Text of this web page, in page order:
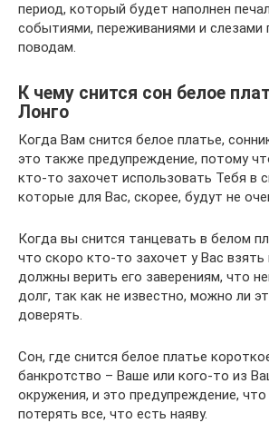
период, который будет наполнен
событиями, переживаниями и слезами
поводам.
К чему снится сон белое
Лонго
Когда Вам снится белое платье,
это также предупреждение, потому
кто-то захочет использовать Тебя в
которые для Вас, скорее, будут не
Когда вы снится танцевать в белом
что скоро кто-то захочет у Вас
должны верить его заверениям, что
долг, так как не известно, можно ли
доверять.
Сон, где снится белое платье
банкротство – Ваше или кого-то из
окружения, и это предупреждение,
потерять все, что есть наяву.